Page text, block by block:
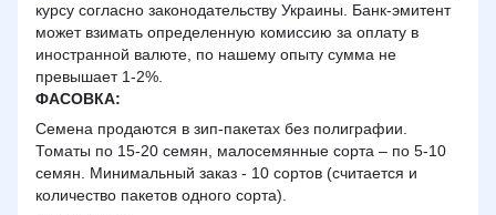
курсу согласно законодательству Украины. Банк-эмитент
может взимать определенную комиссию за оплату в
иностранной валюте, по нашему опыту сумма не
превышает 1-2%.
ФАСОВКА:
Семена продаются в зип-пакетах без полиграфии.
Томаты по 15-20 семян, малосемянные сорта – по 5-10
семян. Минимальный заказ - 10 сортов (считается и
количество пакетов одного сорта).